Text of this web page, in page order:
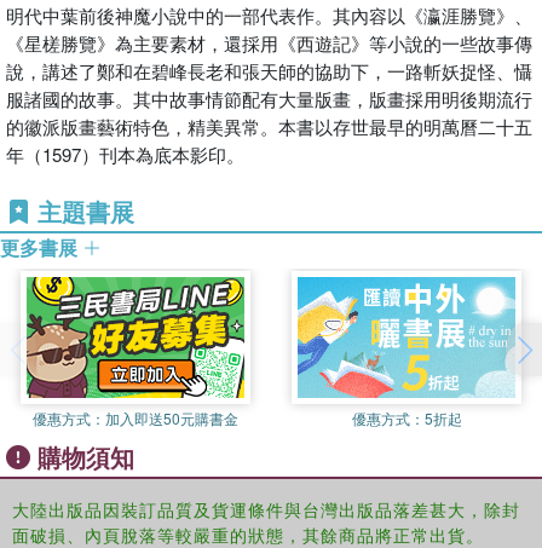
明代中葉前後神魔小說中的一部代表作。其內容以《瀛涯勝覽》、
《星槎勝覽》為主要素材，還採用《西遊記》等小說的一些故事傳
說，講述了鄭和在碧峰長老和張天師的協助下，一路斬妖捉怪、懾
服諸國的故事。其中故事情節配有大量版畫，版畫採用明後期流行
的徽派版畫藝術特色，精美異常。本書以存世最早的明萬曆二十五
年（1597）刊本為底本影印。
主題書展
更多書展
優惠方式： 加入即送50元購書金 優惠方式： 5折起
購物須知
大陸出版品因裝訂品質及貨運條件與台灣出版品落差甚大，除封
面破損、內頁脫落等較嚴重的狀態，其餘商品將正常出貨。